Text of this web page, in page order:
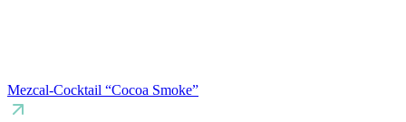
Mezcal-Cocktail “Cocoa Smoke”